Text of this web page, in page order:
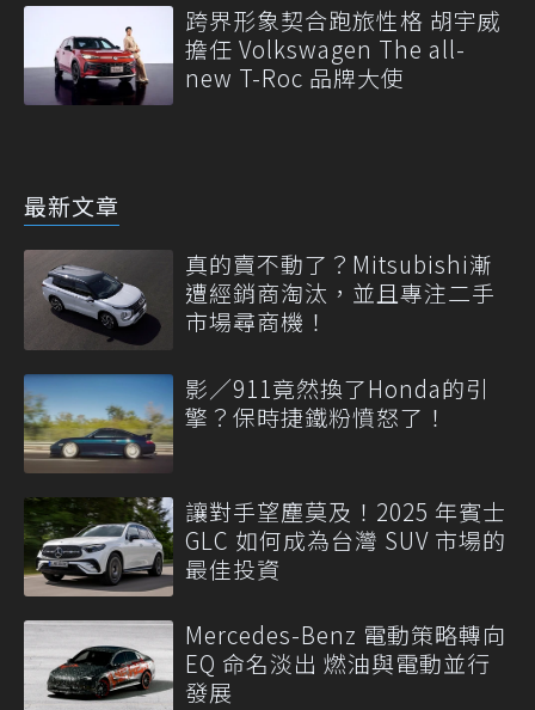
跨界形象契合跑旅性格 胡宇威
擔任 Volkswagen The all-
new T-Roc 品牌大使
最新文章
真的賣不動了？Mitsubishi漸
遭經銷商淘汰，並且專注二手
市場尋商機！
影／911竟然換了Honda的引
擎？保時捷鐵粉憤怒了！
讓對手望塵莫及！2025 年賓士
GLC 如何成為台灣 SUV 市場的
最佳投資
Mercedes-Benz 電動策略轉向
EQ 命名淡出 燃油與電動並行
發展